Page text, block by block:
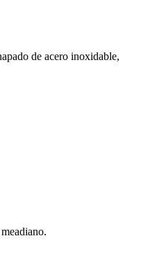
de acero inoxidable,